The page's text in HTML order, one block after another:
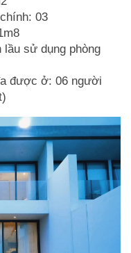
03
sử dụng phòng
được ở: 06 người